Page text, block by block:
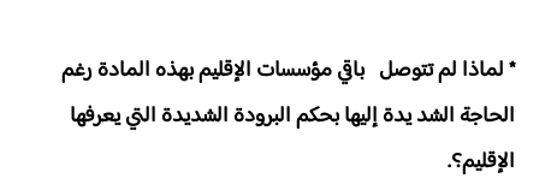
* لماذا لم تتوصل باقي مؤسسات الإقليم بهذه المادة رغم
الحاجة الشد يدة إليها بحكم البرودة الشديدة التي يعرفها
الإقليم؟.